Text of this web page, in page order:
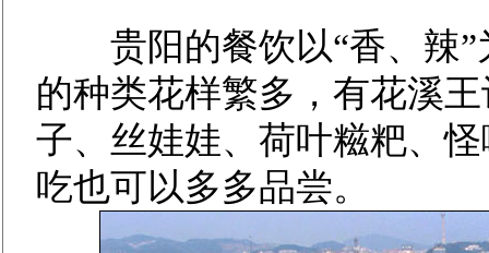
贵阳的餐饮以“香、辣”
的种类花样繁多，有花溪
子、丝娃娃、荷叶糍粑、
吃也可以多多品尝。